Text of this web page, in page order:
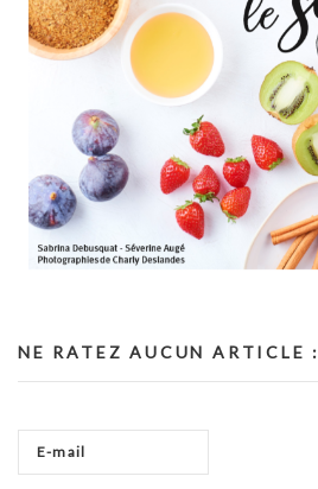
NE RATEZ AUCUN ARTICLE :